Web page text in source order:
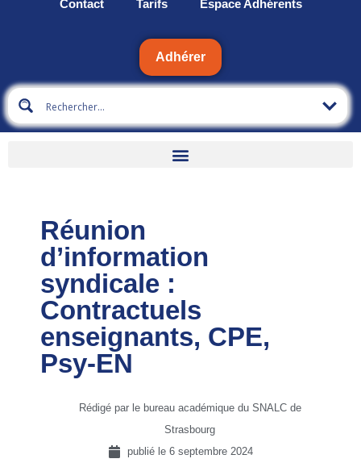
Contact Tarifs Espace Adhérents
Adhérer
Réunion
d’information
syndicale :
Contractuels
enseignants, CPE,
Psy-EN
Rédigé par le bureau académique du SNALC de
Strasbourg
publié le 6 septembre 2024